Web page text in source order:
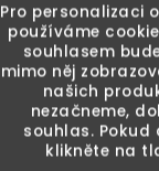
Pro personalizaci
používáme
souhlasem
mimo něj
našich
nezačneme,
souhlas.
klikněte na